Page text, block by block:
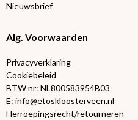
Nieuwsbrief
Alg. Voorwaarden
Privacyverklaring
Cookiebeleid
BTW nr: NL800583954B03
E: info@etoskloosterveen.nl
Herroepingsrecht/retourneren